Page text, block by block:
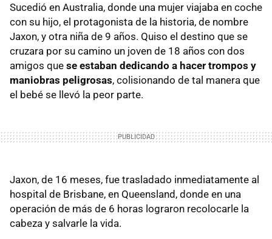
Sucedió en Australia, donde una mujer viajaba en coche
con su hijo, el protagonista de la historia, de nombre
Jaxon, y otra niña de 9 años. Quiso el destino que se
cruzara por su camino un joven de 18 años con dos
amigos que se estaban dedicando a hacer trompos y
maniobras peligrosas, colisionando de tal manera que
el bebé se llevó la peor parte.
Jaxon, de 16 meses, fue trasladado inmediatamente al
hospital de Brisbane, en Queensland, donde en una
operación de más de 6 horas lograron recolocarle la
cabeza y salvarle la vida.